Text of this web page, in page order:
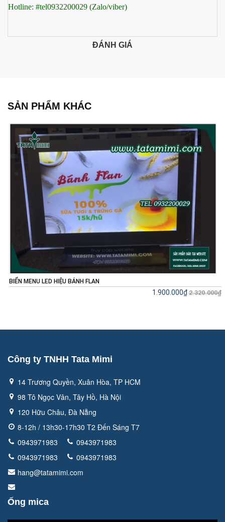
Hotline: #tel0932200029 (Zalo/viber)
ĐÁNH GIÁ
SẢN PHẨM KHÁC
LED HIỆU BÁNH FLAN
2.320.000₫
Công ty TNHH Tata Mimi
14 Trương Quyền, Xuân Hòa, TP HCM
98 Tô Ngọc Vân, Tây Hồ, Hà Nội
120 Hữu Châu, Đà Nẵng
8-12h / 13h30-17h30 T2 Đến Sáng T7
0943971983
0943971983
0943971983
0943971983
hang@tatamimi.com
Ống mica